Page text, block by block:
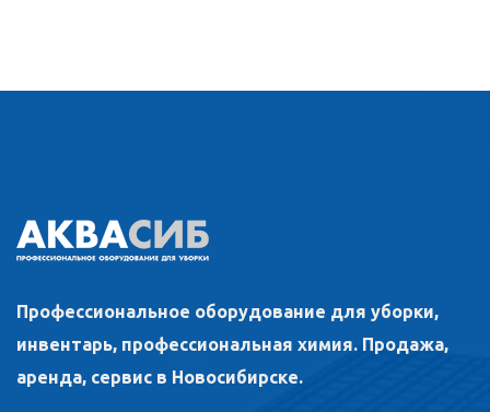
Профессиональное оборудование для уборки,
инвентарь, профессиональная химия. Продажа,
аренда, сервис в Новосибирске.